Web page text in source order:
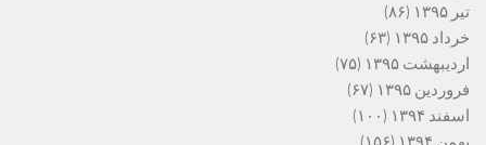
تیر ۱۳۹۵
(۸۶)
خرداد ۱۳۹۵
(۶۳)
اردیبهشت ۱۳۹۵
(۷۵)
فروردین ۱۳۹۵
(۶۷)
اسفند ۱۳۹۴
(۱۰۰)